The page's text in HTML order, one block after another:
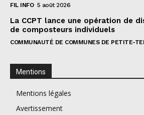
FIL INFO 5 août 2026
La CCPT lance une opération de
de composteurs individuels
COMMUNAUTÉ DE COMMUNES DE PETITE-
Mentions
Mentions légales
Avertissement